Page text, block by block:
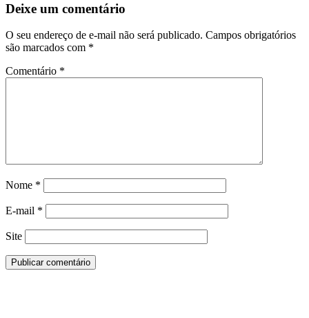
Deixe um comentário
O seu endereço de e-mail não será publicado. Campos obrigatórios
são marcados com *
Comentário *
Nome *
E-mail *
Site